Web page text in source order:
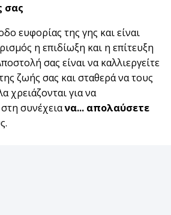
σας
ευφορίας της γης και είναι
η επιδίωξη και η επίτευξη
σας είναι να καλλιεργείτε
ζωής σας και σταθερά να τους
χρειάζονται για να
συνέχειανα... απολαύσετε